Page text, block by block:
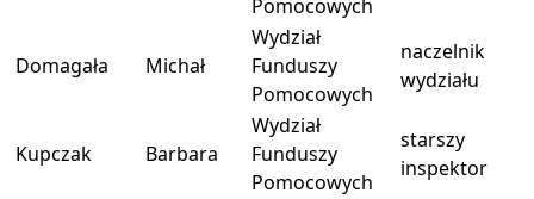
Pomocowych
Domagała Michał
Wydział
Funduszy
Pomocowych
naczelnik
wydziału
Kupczak Barbara
Wydział
Funduszy
Pomocowych
starszy
inspektor